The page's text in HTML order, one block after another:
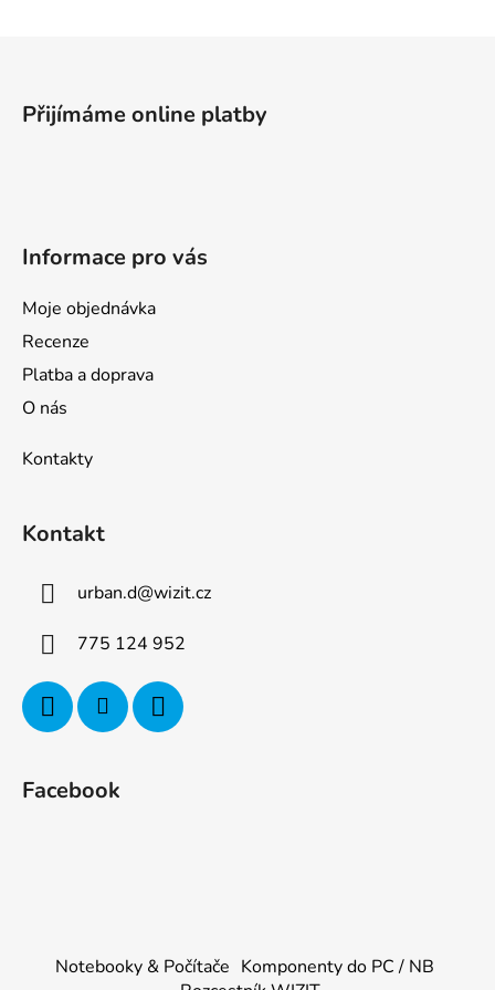
k
y
Přijímáme online platby
Informace pro vás
Moje objednávka
Recenze
Platba a doprava
O nás
Kontakty
Kontakt
urban.d@wizit.cz
775 124 952
Facebook
Notebooky & Počítače Komponenty do PC / NB